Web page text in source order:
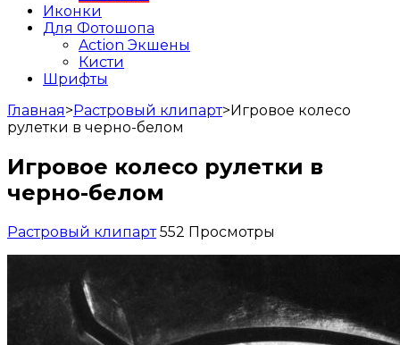
Иконки
Для Фотошопа
Action Экшены
Кисти
Шрифты
Главная>Растровый клипарт>Игровое колесо
рулетки в черно-белом
Игровое колесо рулетки в
черно-белом
Растровый клипарт 552 Просмотры